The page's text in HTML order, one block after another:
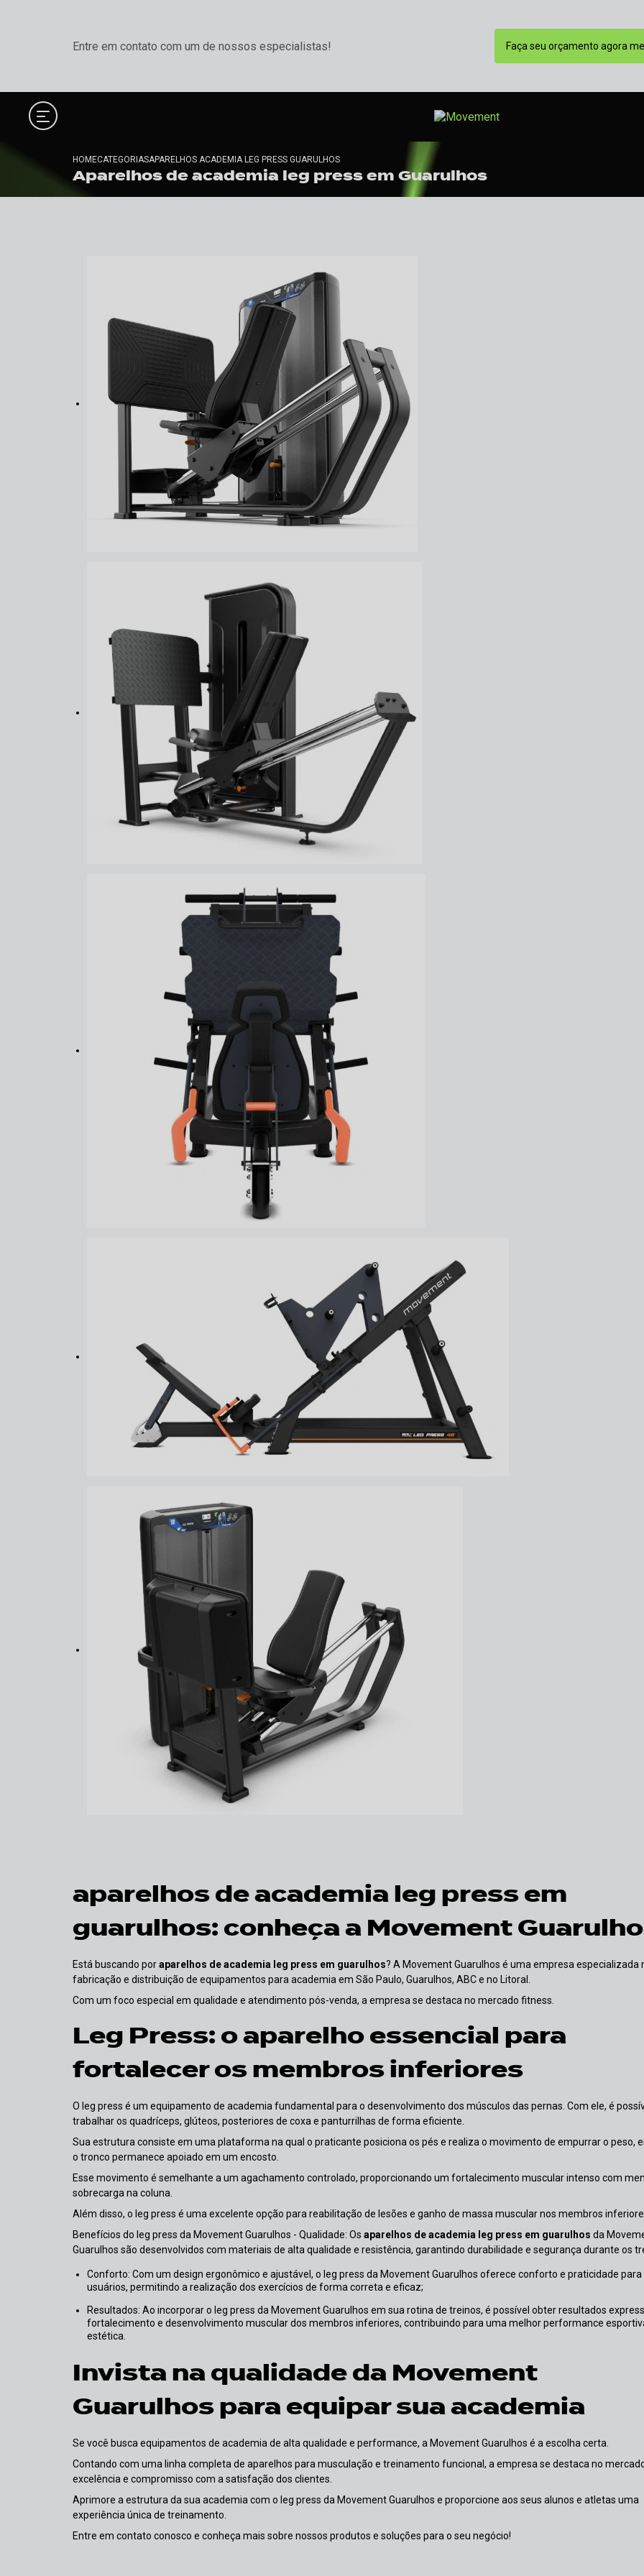
Entre em contato com um de nossos especialistas! Faça seu orçamento agora
HOMECATEGORIASAPARELHOS ACADEMIA LEG PRESS GUARULHOS
Aparelhos de academia leg press em Guarulhos
aparelhos de academia leg press em
guarulhos: conheça a Movement
Está buscando poraparelhos de academia leg press em guarulhos? A Movement Guarulhos é uma empresa especializada
fabricação e distribuição de equipamentos para academia em São Paulo, Guarulhos, ABC e no Litoral.
Com um foco especial em qualidade e atendimento pós-venda, a empresa se destaca no mercado fitness.
Leg Press: o aparelho essencial para
fortalecer os membros inferiores
O leg press é um equipamento de academia fundamental para o desenvolvimento dos músculos das pernas. Com ele, é
trabalhar os quadríceps, glúteos, posteriores de coxa e panturrilhas de forma eficiente.
Sua estrutura consiste em uma plataforma na qual o praticante posiciona os pés e realiza o movimento de empurrar o peso,
o tronco permanece apoiado em um encosto.
Esse movimento é semelhante a um agachamento controlado, proporcionando um fortalecimento muscular intenso com
sobrecarga na coluna.
Além disso, o leg press é uma excelente opção para reabilitação de lesões e ganho de massa muscular nos membros
Benefícios do leg press da Movement Guarulhos - Qualidade: Os aparelhos de academia leg press em guarulhos da
Guarulhos são desenvolvidos com materiais de alta qualidade e resistência, garantindo durabilidade e segurança durante os
Conforto: Com um design ergonômico e ajustável, o leg press da Movement Guarulhos oferece conforto e praticidade para os
usuários, permitindo a realização dos exercícios de forma correta e eficaz;
Resultados: Ao incorporar o leg press da Movement Guarulhos em sua rotina de treinos, é possível obter resultados expressivos no
fortalecimento e desenvolvimento muscular dos membros inferiores, contribuindo para uma melhor performance
estética.
Invista na qualidade da Movement
Guarulhos para equipar sua academia
Se você busca equipamentos de academia de alta qualidade e performance, a Movement Guarulhos é a escolha certa.
Contando com uma linha completa de aparelhos para musculação e treinamento funcional, a empresa se destaca no
excelência e compromisso com a satisfação dos clientes.
Aprimore a estrutura da sua academia com o leg press da Movement Guarulhos e proporcione aos seus alunos e atletas uma
experiência única de treinamento.
Entre em contato conosco e conheça mais sobre nossos produtos e soluções para o seu negócio!